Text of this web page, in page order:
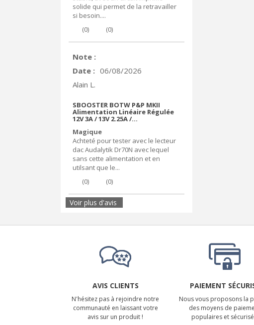
solide qui permet de la retravailler
si besoin....
(0) (0)
Note :
Date : 06/08/2026
Alain L.
SBOOSTER BOTW P&P MKII
Alimentation Linéaire Régulée
12V 3A / 13V 2.25A /...
Magique
Achteté pour tester avec le lecteur
dac Audalytik Dr70N avec lequel
sans cette alimentation et en
utilsant que le...
(0) (0)
Voir plus d'avis
AVIS CLIENTS
N'hésitez pas à rejoindre notre
communauté en laissant votre
avis sur un produit !
PAIEMENT
Nous vous proposons la
des moyens de
populaires et